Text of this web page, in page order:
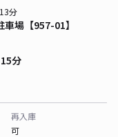
場【957-01】
分
分
再入庫
可